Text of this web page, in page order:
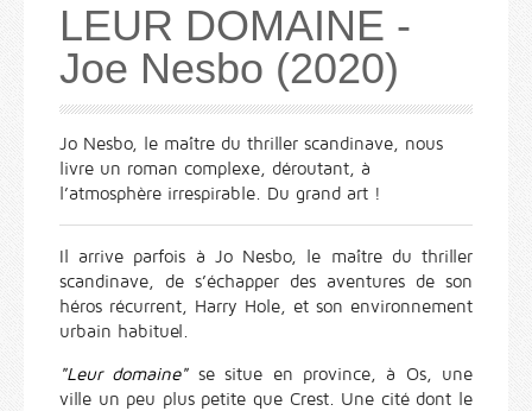
LEUR DOMAINE -
Joe Nesbo (2020)
Jo Nesbo, le maître du thriller scandinave, nous
livre un roman complexe, déroutant, à
l’atmosphère irrespirable. Du grand art !
Il arrive parfois à Jo Nesbo, le maître du thriller
scandinave, de s’échapper des aventures de son
héros récurrent, Harry Hole, et son environnement
urbain habituel.
"Leur domaine"se situe en province, à Os, une
ville un peu plus petite que Crest. Une cité dont le